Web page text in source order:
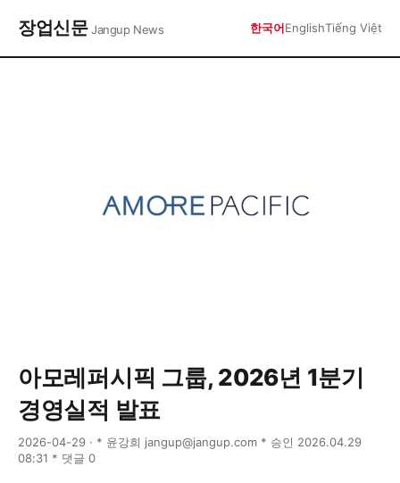
장업신문Jangup News 한국어EnglishTiếng Việt
아모레퍼시픽 그룹, 2026년 1분기
경영실적 발표
2026-04-29 · * 윤강희 jangup@jangup.com * 승인 2026.04.29
08:31 * 댓글 0